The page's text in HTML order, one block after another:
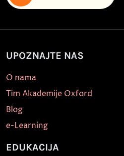
UPOZNAJTE NAS
O nama
Tim Akademije Oxford
Blog
e-Learning
EDUKACIJA